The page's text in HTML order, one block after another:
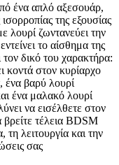
ένα απλό αξεσουάρ,
της εξουσίας
ζωντανεύει την
το αίσθημα της
δικό του χαρακτήρα:
κοντά στον κυρίαρχο
ένα βαρύ λουρί
ένα μαλακό λουρί
να εισέλθετε στον
τέλεια BDSM
τη λειτουργία και την
σας